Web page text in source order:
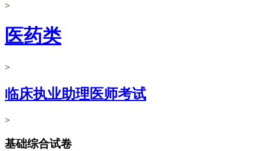
>
医药类
>
临床执业助理医师考试
>
基础综合试卷